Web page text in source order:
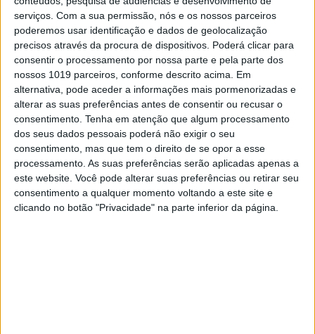
serviços. Com a sua permissão, nós e os nossos parceiros
poderemos usar identificação e dados de geolocalização
precisos através da procura de dispositivos. Poderá clicar para
consentir o processamento por nossa parte e pela parte dos
nossos 1019 parceiros, conforme descrito acima. Em
alternativa, pode aceder a informações mais pormenorizadas e
alterar as suas preferências antes de consentir ou recusar o
consentimento. Tenha em atenção que algum processamento
dos seus dados pessoais poderá não exigir o seu
consentimento, mas que tem o direito de se opor a esse
processamento. As suas preferências serão aplicadas apenas a
este website. Você pode alterar suas preferências ou retirar seu
consentimento a qualquer momento voltando a este site e
clicando no botão "Privacidade" na parte inferior da página.
EXAME INFORMÁTICA EXCLUSIVO
Bose Ultra Open Earbuds em
análise: Ouvir música (e o mundo)
sem pausas
A Bose aposta num formato ‘aberto’ com um
design fora do convencional, que prima pelo
conforto e por permitir ouvir música e muito
mais sem perder o contacto com o mundo em
redor, mas que não é para todas as carteiras
Exame Informática